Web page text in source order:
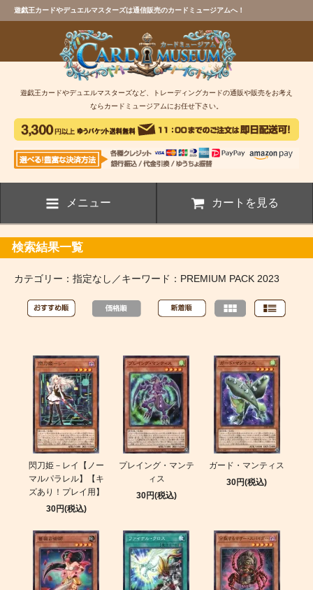
遊戯王カードやデュエルマスターズは通信販売のカードミュージアムへ！
遊戯王カードやデュエルマスターズなど、トレーディングカードの通販や販売をお考え
ならカードミュージアムにお任せ下さい。
メニュー カートを見る
検索結果一覧
カテゴリー：指定なし／キーワード：PREMIUM PACK 2023
閃刀姫－レイ【ノー
マルパラレル】【キ
ズあり！プレイ用】
30円(税込)
プレイング・マンテ
ィス
30円(税込)
ガード・マンティス
30円(税込)